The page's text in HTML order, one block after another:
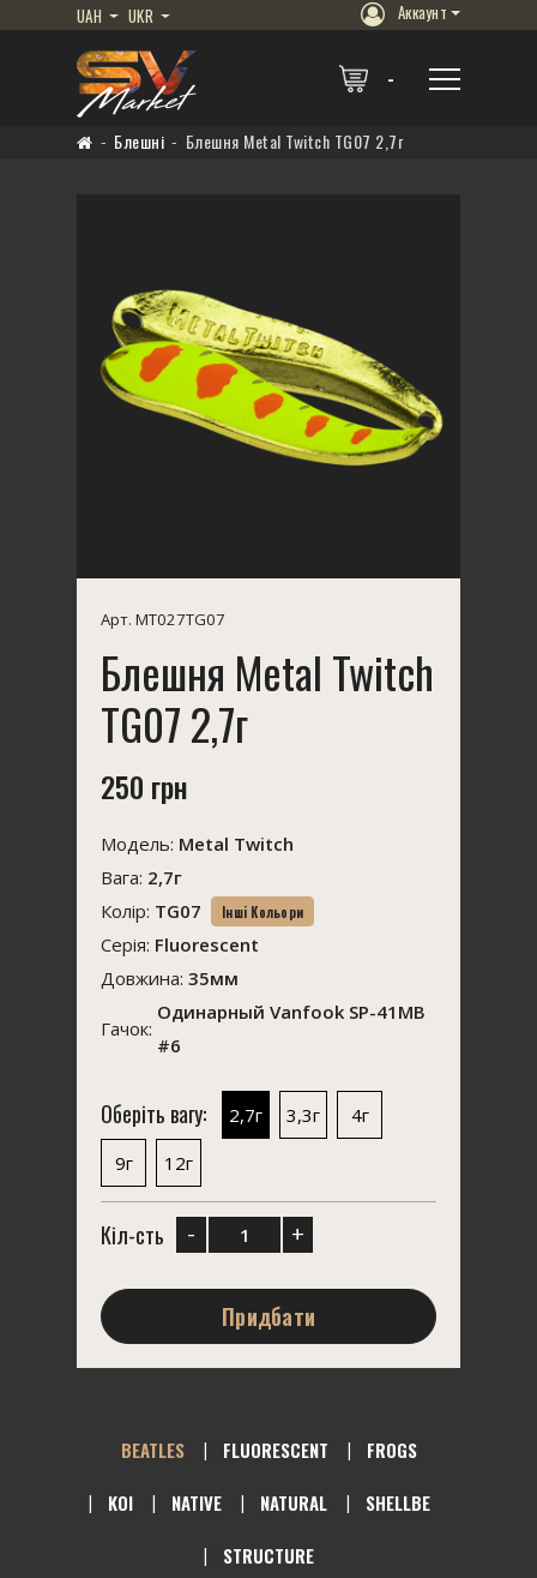
UAH UKR Аккаунт
Блешні Блешня Metal Twitch TG07 2,7г
Арт. MT027TG07
Блешня Metal Twitch
TG07 2,7г
250 грн
Модель: Metal Twitch
Вага: 2,7г
Колір: TG07 Інші Кольори
Серія: Fluorescent
Довжина: 35мм
Гачок:
Одинарный Vanfook SP-41MB
#6
Оберіть вагу: 2,7г 3,3г
4г
9г
12г
Кіл-сть - +
Придбати
BEATLES FLUORESCENT
FROGS
KOI
NATIVE NATURAL
SHELLBE
STRUCTURE